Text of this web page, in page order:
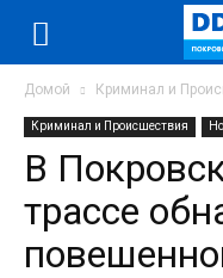
Домой Криминал и
Криминал и Происшествия
В
трассе